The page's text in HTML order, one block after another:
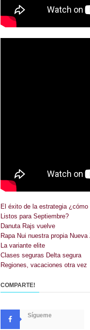
El éxito de la estrategia ¿cómo
Listos para Septiembre?
Danuta Rajs vuelve
Rapa Nui nuestra propia Nueva
La variante elite
Clases seguras Delta segura
Regiones, vacaciones otra vez
COMPARTE!
Sígueme